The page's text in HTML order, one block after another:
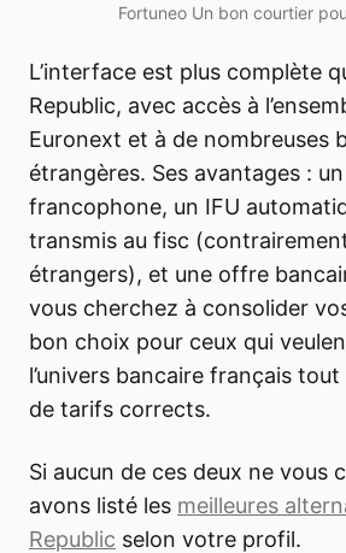
Fortuneo Un bon courtier
L’interface est plus complète
Republic, avec accès à
Euronext et à de nombreuses
étrangères. Ses avantages :
francophone, un IFU
transmis au fisc
étrangers), et une offre
vous cherchez à consolider
bon choix pour ceux qui
l’univers bancaire français
de tarifs corrects.
Si aucun de ces deux ne vous
avons listé les meilleures
Republic selon votre profil.